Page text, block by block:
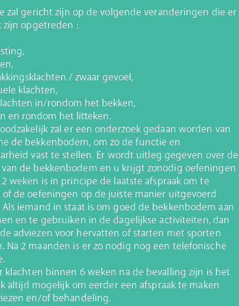
zal gericht zijn op de volgende veranderingen die er
zijn opgetreden :
/ zwaar gevoel,
klachten,
in/rondom het bekken,
en rondom het litteken.
zal er een onderzoek gedaan worden van
de bekkenbodem, om zo de functie en
vast te stellen. Er wordt uitleg gegeven over de
de bekkenbodem en u krijgt zonodig oefeningen
2 weken is in principe de laatste afspraak om te
of de oefeningen op de juiste manier uitgevoerd
iemand in staat is om goed de bekkenbodem aan
en te gebruiken in de dagelijkse activiteiten, dan
adviezen voor hervatten of starten met sporten
Na 2 maanden is er zo nodig nog een telefonische
klachten binnen 6 weken na de bevalling zijn is het
altijd mogelijk om eerder een afspraak te maken
en/of behandeling.